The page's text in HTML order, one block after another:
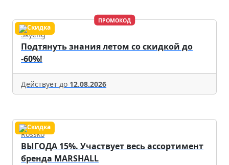
ПРОМОКОД
Skyeng
Подтянуть знания летом со скидкой до
-60%!
Действует до 12.08.2026
Rossko
ВЫГОДА 15%. Участвует весь ассортимент
бренда MARSHALL